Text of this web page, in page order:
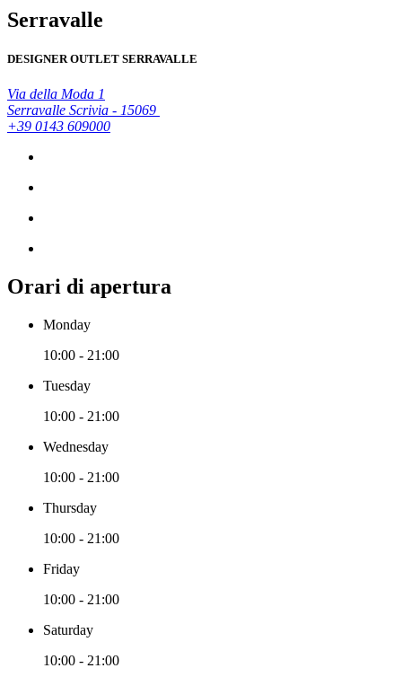
Serravalle
DESIGNER OUTLET SERRAVALLE
Via della Moda 1
Serravalle Scrivia - 15069
+39 0143 609000
Orari di apertura
Monday
10:00 - 21:00
Tuesday
10:00 - 21:00
Wednesday
10:00 - 21:00
Thursday
10:00 - 21:00
Friday
10:00 - 21:00
Saturday
10:00 - 21:00